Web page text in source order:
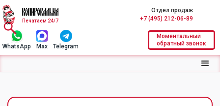
Печатаем 24/7
Отдел продаж
+7 (495) 212-06-89
WhatsApp Max Telegram
Моментальный
обратный звонок